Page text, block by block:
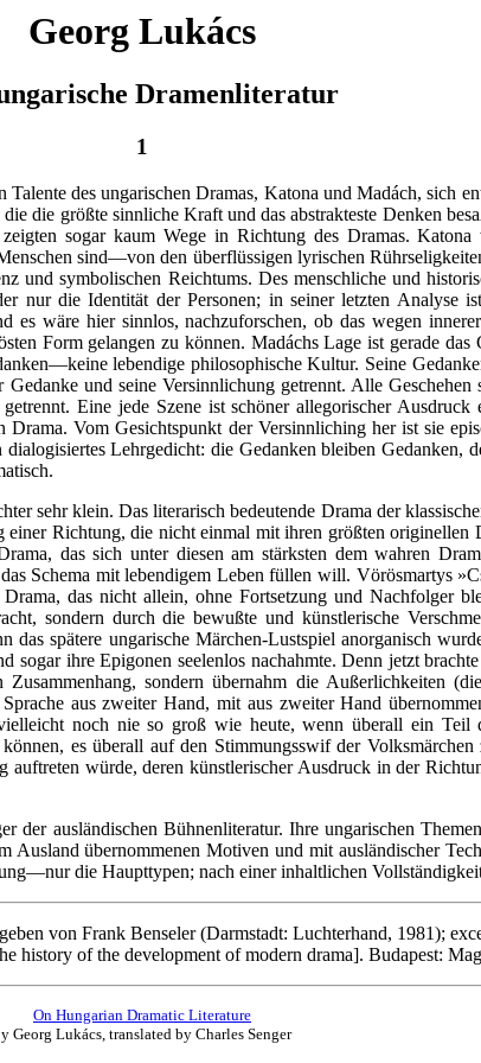
Georg Lukács
Dramenliteratur
1
des ungarischen Dramas, Katona und Madách, sich
die größte sinnliche Kraft und das abstrakteste Denken
sogar kaum Wege in Richtung des Dramas. Katona
sind—von den überflüssigen lyrischen
und symbolischen Reichtums. Des menschliche und
nur die Identität der Personen; in seiner letzten Analyse
es wäre hier sinnlos, nachzufor­schen, ob das wegen
Form gelangen zu können. Madáchs Lage ist gerade
lebendige philosophische Kultur. Seine
und seine Versinnlichung getrennt. Alle
Eine jede Szene ist schöner allegorischer Ausdruck
Vom Gesichtspunkt der Versinnliching her ist sie
Lehrgedicht: die Gedanken bleiben
sehr klein. Das literarisch bedeutende Drama der
einer Richtung, die nicht einmal mit ihren größten
das sich unter diesen am stärksten dem wahren
Schema mit lebendigem Leben füllen will. Vörösmartys
das nicht allein, ohne Fortsetzung und Nachfolger
sondern durch die bewußte und künstlerische
spätere ungarische Märchen‑Lustspiel anorganisch
sogar ihre Epigonen seelenlos nachahmte. Denn jetzt
sondern übernahm die Außerlichkeiten
aus zweiter Hand, mit aus zweiter Hand
noch nie so groß wie heute, wenn überall ein Teil
es überall auf den Stimmungsswif der
würde, deren künstlerischer Ausdruck in der
ausländischen Bühnenliteratur. Ihre ungarischen
übernommenen Motiven und mit ausländischer
die Haupttypen; nach einer inhaltlichen
von Frank Benseler (Darmstadt: Luchterhand, 1981);
history of the development of modern drama]. Budapest:
On Hungarian Dramatic Literature
Georg Lukács, translated by Charles Senger